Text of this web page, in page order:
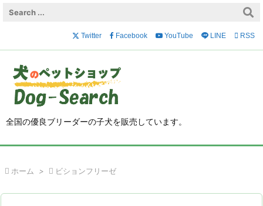
全国の優良ブリーダーの子犬を販売しています。


Twitter Facebook YouTube LINE  RSS
 ホーム >  ビションフリーゼ